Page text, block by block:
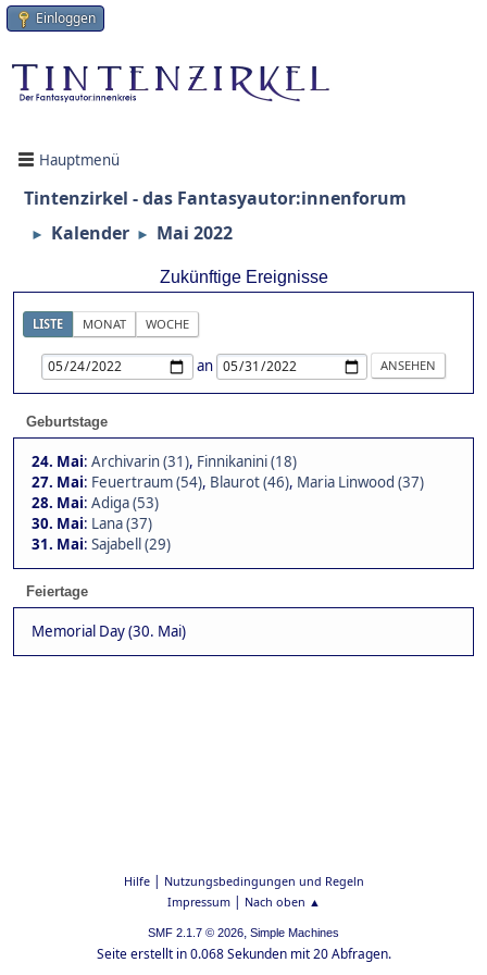
Einloggen
Hauptmenü
Tintenzirkel - das Fantasyautor:innenforum
► Kalender ► Mai 2022
Zukünftige Ereignisse
LISTE MONAT WOCHE
an
Geburtstage
24. Mai: Archivarin (31), Finnikanini (18)
27. Mai: Feuertraum (54), Blaurot (46), Maria Linwood (37)
28. Mai: Adiga (53)
30. Mai: Lana (37)
31. Mai: Sajabell (29)
Feiertage
Memorial Day (30. Mai)
Hilfe| Nutzungsbedingungen und Regeln
Impressum| Nach oben ▲
SMF 2.1.7 © 2026, Simple Machines
Seite erstellt in 0.068 Sekunden mit 20 Abfragen.